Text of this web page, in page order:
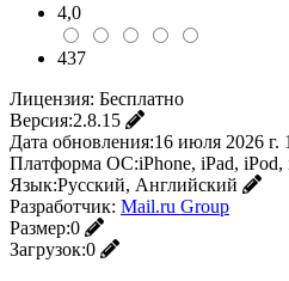
4,0
437
Лицензия: Бесплатно
Версия:2.8.15
Дата обновления:16 июля 2026 г.
Платформа ОС:iPhone, iPad,
Язык:Русский, Английский
Разработчик: Mail.ru Group
Размер:0
Загрузок:0